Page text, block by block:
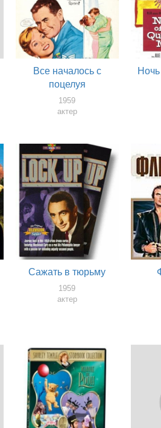
Все началось с
поцелуя
1959
актер
Сажать в тюрьму
1959
актер